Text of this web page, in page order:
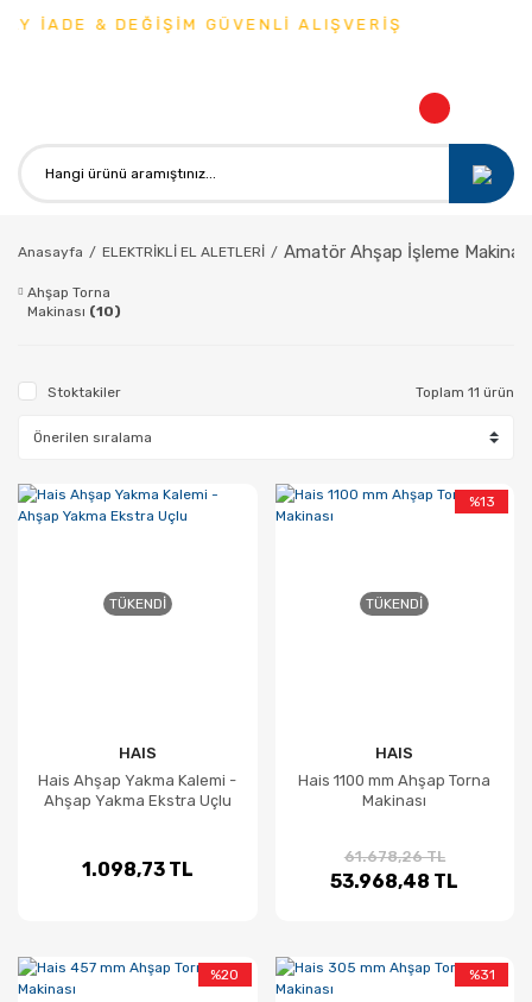
İADE & DEĞİŞİM GÜVENLİ ALIŞVERİŞ
Anasayfa ELEKTRİKLİ EL ALETLERİ Amatör Ahşap İşleme
Ahşap Torna
Makinası (10)
Stoktakiler Toplam 11 ürün
TÜKENDI
HAIS
Hais Ahşap Yakma Kalemi -
Ahşap Yakma Ekstra Uçlu
1.098,73 TL
%13
TÜKENDI
HAIS
Hais 1100 mm Ahşap Torna
Makinası
61.678,26 TL
53.968,48 TL
%20 %31